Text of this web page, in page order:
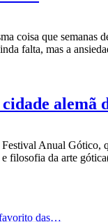
coisa que
falta, mas a
alemã
Anual Gótico,
e filosofia da arte
favorito das…